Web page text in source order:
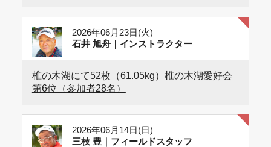
2026年06月23日(火)
石井 旭舟｜インストラクター
椎の木湖にて52枚（61.05kg）椎の木湖愛好会
第6位（参加者28名）
2026年06月14日(日)
三枝 豊｜フィールドスタッフ